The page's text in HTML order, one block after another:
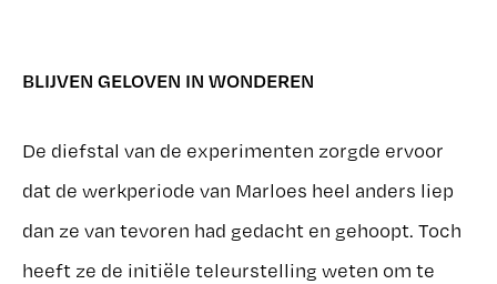
BLIJVEN GELOVEN IN WONDEREN
De diefstal van de experimenten zorgde ervoor
dat de werkperiode van Marloes heel anders liep
dan ze van tevoren had gedacht en gehoopt. Toch
heeft ze de initiële teleurstelling weten om te